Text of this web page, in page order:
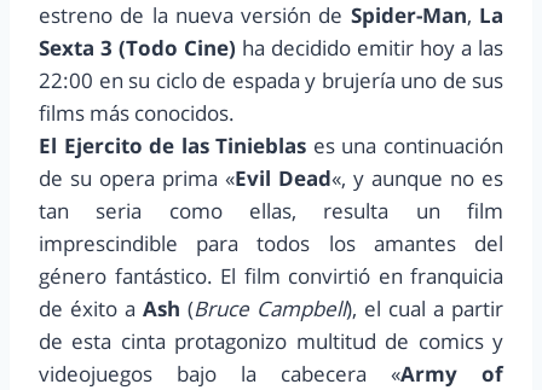
estreno de la nueva versión de Spider-Man, La
Sexta 3 (Todo Cine) ha decidido emitir hoy a las
22:00 en su ciclo de espada y brujería uno de sus
films más conocidos.
El Ejercito de las Tinieblas es una continuación
de su opera prima «Evil Dead«, y aunque no es
tan seria como ellas, resulta un film
imprescindible para todos los amantes del
género fantástico. El film convirtió en franquicia
de éxito a Ash (Bruce Campbell), el cual a partir
de esta cinta protagonizo multitud de comics y
videojuegos bajo la cabecera «Army of